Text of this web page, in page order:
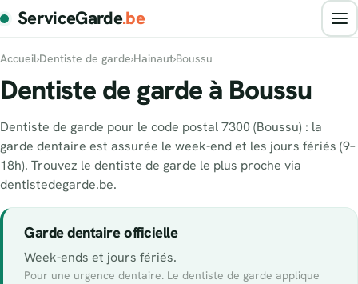
ServiceGarde.be
Accueil›Dentiste de garde›Hainaut›Boussu
Dentiste de garde à Boussu
Dentiste de garde pour le code postal 7300 (Boussu) : la
garde dentaire est assurée le week-end et les jours fériés (9–
18h). Trouvez le dentiste de garde le plus proche via
dentistedegarde.be.
Garde dentaire officielle
Week-ends et jours fériés.
Pour une urgence dentaire. Le dentiste de garde applique